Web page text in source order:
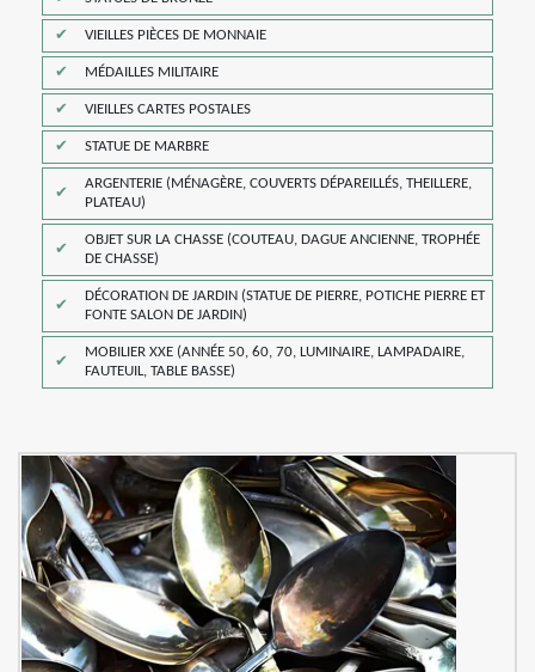
VIEILLES PIÈCES DE MONNAIE
MÉDAILLES MILITAIRE
VIEILLES CARTES POSTALES
STATUE DE MARBRE
ARGENTERIE (MÉNAGÈRE, COUVERTS DÉPAREILLÉS, THEILLERE,
PLATEAU)
OBJET SUR LA CHASSE (COUTEAU, DAGUE ANCIENNE, TROPHÉE
DE CHASSE)
DÉCORATION DE JARDIN (STATUE DE PIERRE, POTICHE PIERRE ET
FONTE SALON DE JARDIN)
MOBILIER XXE (ANNÉE 50, 60, 70, LUMINAIRE, LAMPADAIRE,
FAUTEUIL, TABLE BASSE)